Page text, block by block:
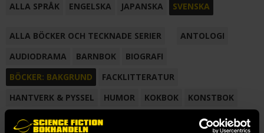
ALLA SPRÅK ENGELSKA JAPANSKA SVENSKA
ALLA BÖCKER OCH TECKNADE SERIER
ANTOLOGI
AUDIODRAMA
BARNBOK
BIOGRAFI
BÖCKER: BAKGRUND
FACKLITTERATUR
HANTVERK & PYSSEL
HUMOR KOKBOK
KONSTBOK
KORTROMAN
LÄROBOK
NOVELL